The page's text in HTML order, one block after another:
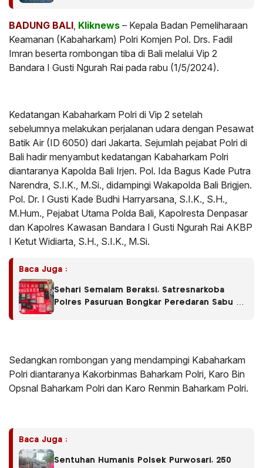
BADUNG BALI, Kliknews – Kepala Badan Pemeliharaan
Keamanan (Kabaharkam) Polri Komjen Pol. Drs. Fadil
Imran beserta rombongan tiba di Bali melalui Vip 2
Bandara I Gusti Ngurah Rai pada rabu (1/5/2024).
Kedatangan Kabaharkam Polri di Vip 2 setelah
sebelumnya melakukan perjalanan udara dengan Pesawat
Batik Air (ID 6050) dari Jakarta. Sejumlah pejabat Polri di
Bali hadir menyambut kedatangan Kabaharkam Polri
diantaranya Kapolda Bali Irjen. Pol. Ida Bagus Kade Putra
Narendra, S.I.K., M.Si., didampingi Wakapolda Bali Brigjen.
Pol. Dr. I Gusti Kade Budhi Harryarsana, S.I.K., S.H.,
M.Hum., Pejabat Utama Polda Bali, Kapolresta Denpasar
dan Kapolres Kawasan Bandara I Gusti Ngurah Rai AKBP
I Ketut Widiarta, S.H., S.I.K., M.Si.
Baca Juga :
Sehari Semalam Beraksi, Satresnarkoba
Polres Pasuruan Bongkar Peredaran Sabu di
Sedangkan rombongan yang mendampingi Kabaharkam
Polri diantaranya Kakorbinmas Baharkam Polri, Karo Bin
Opsnal Baharkam Polri dan Karo Renmin Baharkam Polri.
Baca Juga :
Sentuhan Humanis Polsek Purwosari, 250